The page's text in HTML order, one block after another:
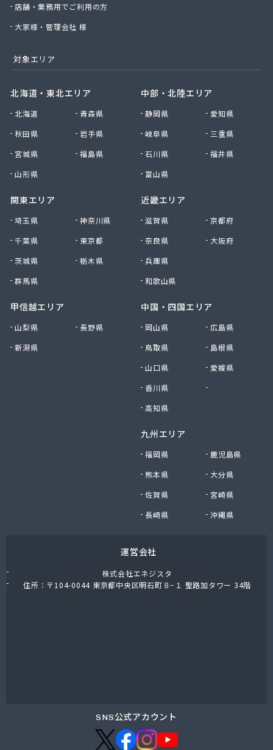
株式会社三好ガス
株式会社山源服部商会
株式会社山新プロパン部
株式会社山田幸一商店
株式会社小林本店
株式会社小林本店稲沢店
株式会社松村プロパン部
株式会社新東
株式会社森上製油所
株式会社杉浦林産給油所
株式会社清川商店
株式会社青木サービス
株式会社石川鉄沖商店
株式会社石泰商会
株式会社鷹羽商店
株式会社中部燃料
株式会社土川油店 L.P.G充填所
株式会社油直 オートガススタンド
丸井商店外之原支店
丸金薪炭店
橋本産業株式会社 名古屋営業所
玉屋プロパン株式会社
店舗・業務用でご利用の方
大家様・管理会社 様
対象エリア
北海道・東北エリア
北海道
青森県
秋田県
岩手県
宮城県
福島県
山形県
関東エリア
埼玉県
神奈川県
千葉県
東京都
茨城県
栃木県
群馬県
甲信越エリア
山梨県
長野県
新潟県
中部・北陸エリア
静岡県
愛知県
岐阜県
三重県
石川県
福井県
富山県
近畿エリア
滋賀県
京都府
奈良県
大阪府
兵庫県
和歌山県
中国・四国エリア
岡山県
広島県
鳥取県
島根県
山口県
愛媛県
香川県
高知県
九州エリア
福岡県
鹿児島県
熊本県
大分県
佐賀県
宮崎県
長崎県
沖縄県
運営会社
株式会社エネジスタ
住所：〒104-0044 東京都中央区明石町８−１ 聖路加タワー 34階
SNS公式アカウント